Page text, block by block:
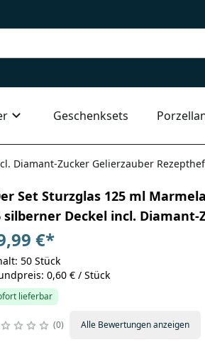
Geschenksets
Diamant-Zucker Gelierzauber
Set Sturzglas 125 ml
silberner Deckel incl.
€*
50 Stück
0,60 € / Stück
lieferbar
0 Alle Bewertungen anzeigen